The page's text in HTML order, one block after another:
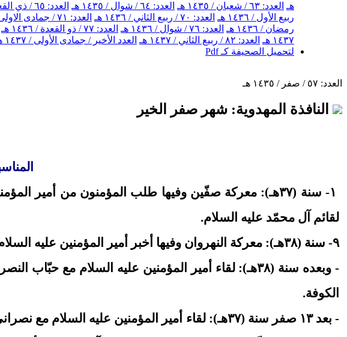
هـ العدد: ٦٣ / شعبان / ١٤٣٥ هـ العدد: ٦٤ / شوال / ١٤٣٥ هـ العدد: ٦٥ / ذي القعدة / ١٤٣٥ هـ
ربيع الأول / ١٤٣٦ هـ
العدد: ٧٠ / ربيع الثاني / ١٤٣٦ هـ العدد: ٧١ / جمادى الاولى / ١٤٣٦ هـ
رمضان / ١٤٣٦ هـ
العدد: ٧٦ / شوال / ١٤٣٦ هـ العدد: ٧٧ / ذو القعدة / ١٤٣٦ هـ
١٤٣٧ هـ
العدد: ٨٢ / ربيع الثاني / ١٤٣٧ هـ
العدد الأخير / جمادى الأولى / ١٤٣٧ هـ
لتحميل الصحيفة كـ Pdf
العدد: ٥٧ / صفر / ١٤٣٥ هـ
النافذة المهدوية: شهر صفر الخير
١- سنة (٣٧هـ): معركة صفّين وفيها طلب المؤمنون من أمير
لقائم آل محمّد عليه السلام.
٩- سنة (٣٨هـ): معركة النهروان وفيها أخبر أمير المؤمنين عليه السلام ببقاء الخوارج إلى ظهور مهدي آل محمّد عليه السلام.
- وبعده سنة (٣٨هـ): لقاء أمير المؤمنين عليه السلام مع
الكوفة.
- بعد ١٣ صفر سنة (٣٧هـ): لقاء أمير المؤمنين عليه